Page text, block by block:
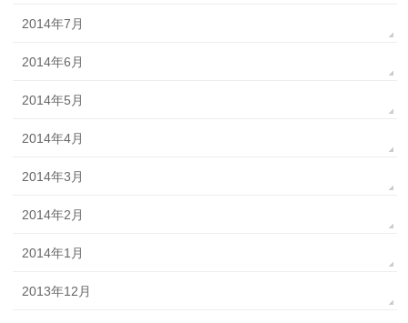
2014年7月
2014年6月
2014年5月
2014年4月
2014年3月
2014年2月
2014年1月
2013年12月